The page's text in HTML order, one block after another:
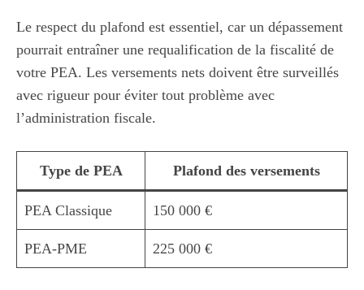
Le respect du plafond est essentiel, car un dépassement
pourrait entraîner une requalification de la fiscalité de
votre PEA. Les versements nets doivent être surveillés
avec rigueur pour éviter tout problème avec
l’administration fiscale.
Type de PEA Plafond des versements
PEA Classique 150 000 €
PEA-PME 225 000 €